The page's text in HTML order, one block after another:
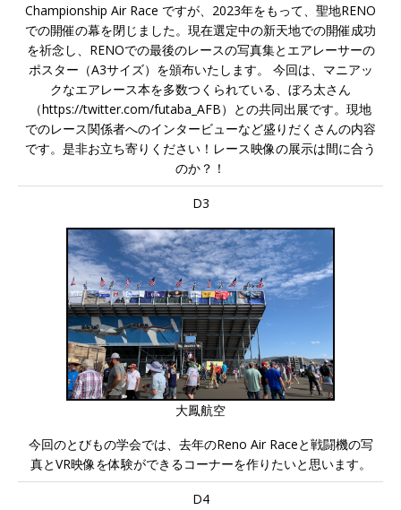
Championship Air Race ですが、2023年をもって、聖地RENO
での開催の幕を閉じました。現在選定中の新天地での開催成功
を祈念し、RENOでの最後のレースの写真集とエアレーサーの
ポスター（A3サイズ）を頒布いたします。 今回は、マニアッ
クなエアレース本を多数つくられている、ぼろ太さん
（https://twitter.com/futaba_AFB）との共同出展です。現地
でのレース関係者へのインタービューなど盛りだくさんの内容
です。是非お立ち寄りください！レース映像の展示は間に合う
のか？！
D3
大鳳航空
今回のとびもの学会では、去年のReno Air Raceと戦闘機の写
真とVR映像を体験ができるコーナーを作りたいと思います。
D4